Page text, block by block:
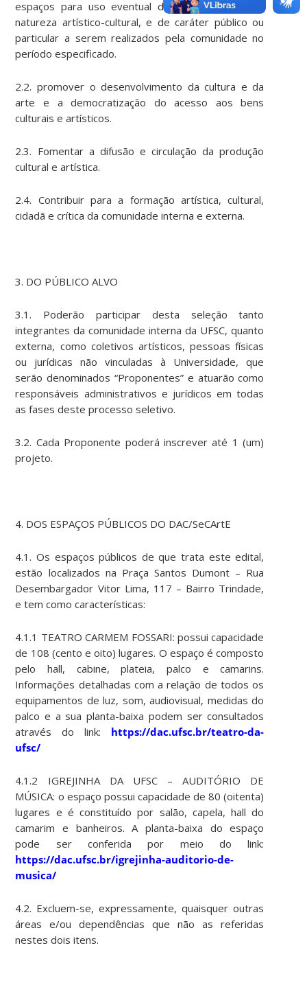
espaços para uso eventual de curta duração, de
natureza artístico-cultural, e de caráter público ou
particular a serem realizados pela comunidade no
período especificado.
2.2. promover o desenvolvimento da cultura e da
arte e a democratização do acesso aos bens
culturais e artísticos.
2.3. Fomentar a difusão e circulação da produção
cultural e artística.
2.4. Contribuir para a formação artística, cultural,
cidadã e crítica da comunidade interna e externa.
3. DO PÚBLICO ALVO
3.1. Poderão participar desta seleção tanto
integrantes da comunidade interna da UFSC, quanto
externa, como coletivos artísticos, pessoas físicas
ou jurídicas não vinculadas à Universidade, que
serão denominados “Proponentes” e atuarão como
responsáveis administrativos e jurídicos em todas
as fases deste processo seletivo.
3.2. Cada Proponente poderá inscrever até 1 (um)
projeto.
4. DOS ESPAÇOS PÚBLICOS DO DAC/SeCArtE
4.1. Os espaços públicos de que trata este edital,
estão localizados na Praça Santos Dumont – Rua
Desembargador Vitor Lima, 117 – Bairro Trindade,
e tem como características:
4.1.1 TEATRO CARMEM FOSSARI: possui capacidade
de 108 (cento e oito) lugares. O espaço é composto
pelo hall, cabine, plateia, palco e camarins.
Informações detalhadas com a relação de todos os
equipamentos de luz, som, audiovisual, medidas do
palco e a sua planta-baixa podem ser consultados
através do link: https://dac.ufsc.br/teatro-da-
ufsc/
4.1.2 IGREJINHA DA UFSC – AUDITÓRIO DE
MÚSICA: o espaço possui capacidade de 80 (oitenta)
lugares e é constituído por salão, capela, hall do
camarim e banheiros. A planta-baixa do espaço
pode ser conferida por meio do link:
https://dac.ufsc.br/igrejinha-auditorio-de-
musica/
4.2. Excluem-se, expressamente, quaisquer outras
áreas e/ou dependências que não as referidas
nestes dois itens.